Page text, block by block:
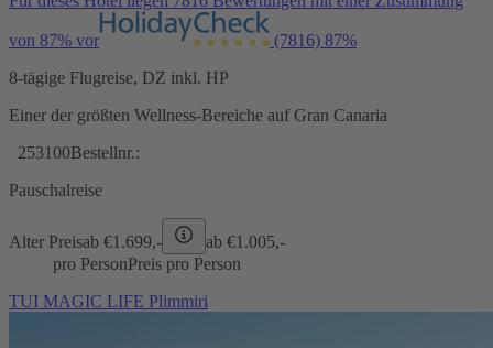
von 87% vor (7816) 87%
8-tägige Flugreise, DZ inkl. HP
Einer der größten Wellness-Bereiche auf Gran Canaria
253100Bestellnr.:
Pauschalreise
Alter Preisab €1.699,- ab €1.005,-
pro PersonPreis pro Person
TUI MAGIC LIFE Plimmiri